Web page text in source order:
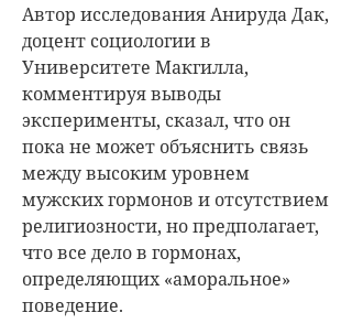
Автор исследования Анируда Дак,
доцент социологии в
Университете Макгилла,
комментируя выводы
эксперименты, сказал, что он
пока не может объяснить связь
между высоким уровнем
мужских гормонов и отсутствием
религиозности, но предполагает,
что все дело в гормонах,
определяющих «аморальное»
поведение.